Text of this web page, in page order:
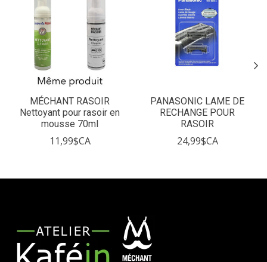
MÉCHANT RASOIR
Nettoyant pour rasoir en
mousse 70ml
11,99$CA
PANASONIC LAME DE
RECHANGE POUR
RASOIR
24,99$CA